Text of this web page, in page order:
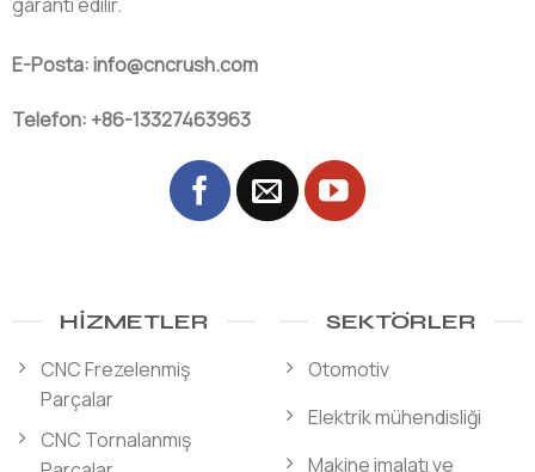
E-Posta: info@cncrush.com
Telefon: +86-13327463963
HIZMETLER
CNC Frezelenmiş
Parçalar
CNC Tornalanmış
SEKTÖRLER
Otomotiv
Elektrik mühendisliği
Makine imalatı ve